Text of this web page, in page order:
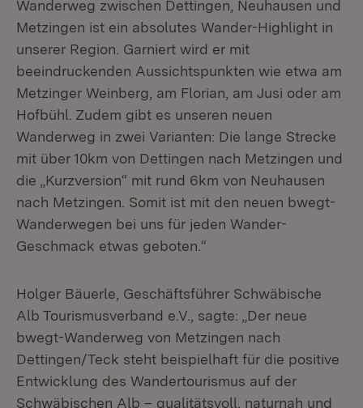
Wanderweg zwischen Dettingen, Neuhausen und
Metzingen ist ein absolutes Wander-Highlight in
unserer Region. Garniert wird er mit
beeindruckenden Aussichtspunkten wie etwa am
Metzinger Weinberg, am Florian, am Jusi oder am
Hofbühl. Zudem gibt es unseren neuen
Wanderweg in zwei Varianten: Die lange Strecke
mit über 10km von Dettingen nach Metzingen und
die „Kurzversion“ mit rund 6km von Neuhausen
nach Metzingen. Somit ist mit den neuen bwegt-
Wanderwegen bei uns für jeden Wander-
Geschmack etwas geboten.“
Holger Bäuerle, Geschäftsführer Schwäbische
Alb Tourismusverband e.V., sagte: „Der neue
bwegt-Wanderweg von Metzingen nach
Dettingen/Teck steht beispielhaft für die positive
Entwicklung des Wandertourismus auf der
Schwäbischen Alb – qualitätsvoll, naturnah und